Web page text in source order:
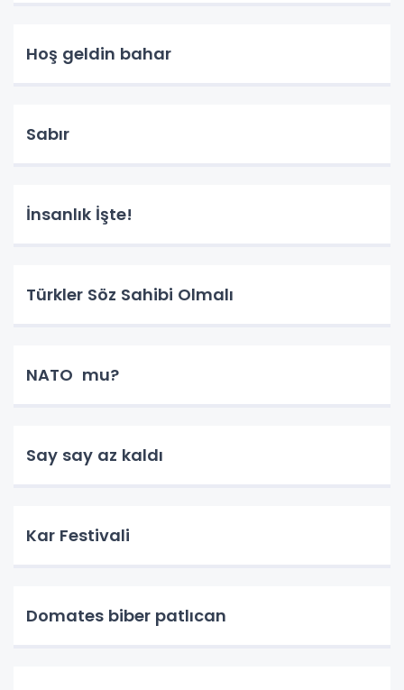
Hoş geldin bahar
Sabır
İnsanlık İşte!
Türkler Söz Sahibi Olmalı
NATO mu?
Say say az kaldı
Kar Festivali
Domates biber patlıcan